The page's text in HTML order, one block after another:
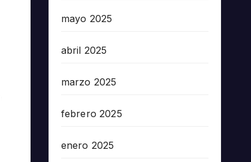
mayo 2025
abril 2025
marzo 2025
febrero 2025
enero 2025